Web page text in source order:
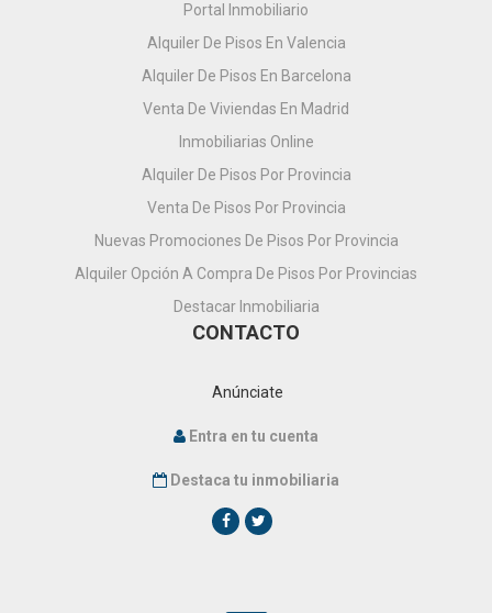
Portal Inmobiliario
Alquiler De Pisos En Valencia
Alquiler De Pisos En Barcelona
Venta De Viviendas En Madrid
Inmobiliarias Online
Alquiler De Pisos Por Provincia
Venta De Pisos Por Provincia
Nuevas Promociones De Pisos Por Provincia
Alquiler Opción A Compra De Pisos Por Provincias
Destacar Inmobiliaria
CONTACTO
Anúnciate
Entra en tu cuenta
Destaca tu inmobiliaria